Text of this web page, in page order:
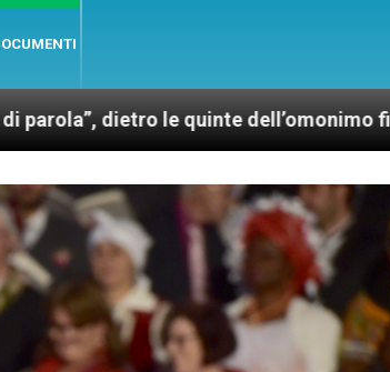
quinte dell’omonimo film di Wim Wenders